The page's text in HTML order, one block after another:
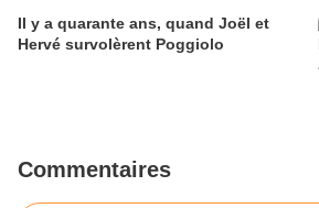
Il y a quarante ans, quand Joël et
Hervé survolèrent Poggiolo
Commentaires